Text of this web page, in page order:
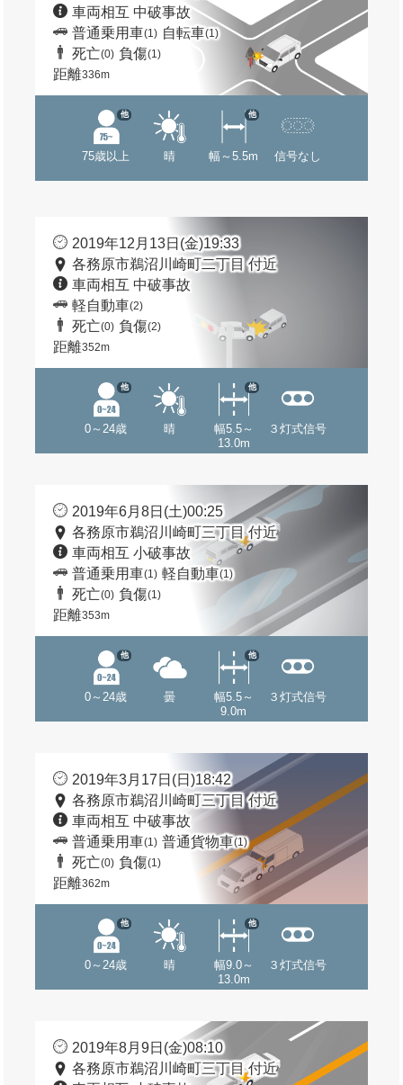
車両相互 中破事故
普通乗用車(1) 自転車(1)
死亡(0) 負傷(1)
距離336m
75歳以上
他
晴 幅～5.5m
他
信号なし
2019年12月13日(金)19:33
各務原市鵜沼川崎町二丁目 付近
車両相互 中破事故
軽自動車(2)
死亡(0) 負傷(2)
距離352m
0～24歳
他
晴
幅5.5～
13.0m
他
３灯式信号
2019年6月8日(土)00:25
各務原市鵜沼川崎町三丁目 付近
車両相互 小破事故
普通乗用車(1) 軽自動車(1)
死亡(0) 負傷(1)
距離353m
0～24歳
他
曇
幅5.5～
9.0m
他
３灯式信号
2019年3月17日(日)18:42
各務原市鵜沼川崎町三丁目 付近
車両相互 中破事故
普通乗用車(1) 普通貨物車(1)
死亡(0) 負傷(1)
距離362m
0～24歳
他
晴
幅9.0～
13.0m
他
３灯式信号
2019年8月9日(金)08:10
各務原市鵜沼川崎町三丁目 付近